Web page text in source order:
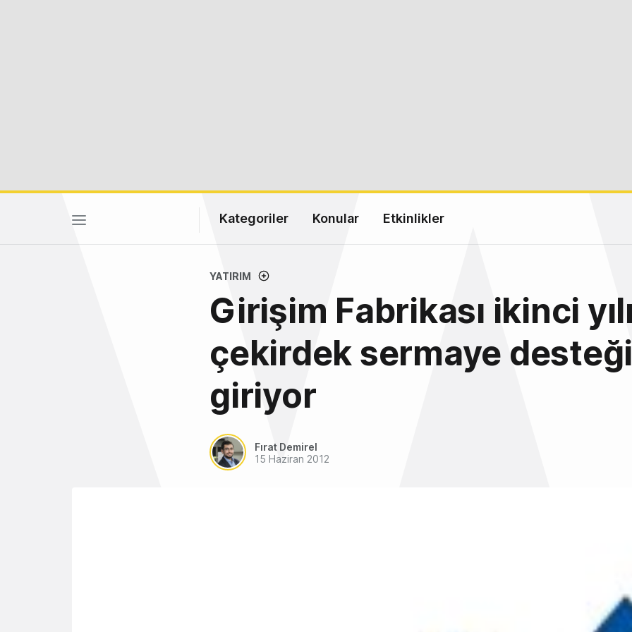
Kategoriler Konular Etkinlikler
YATIRIM
Girişim Fabrikası ikinci
çekirdek sermaye
giriyor
Fırat Demirel
15 Haziran 2012